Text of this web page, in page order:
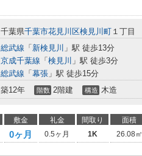
千葉県千葉市花見川区検見川町 １丁目
総武線 「 新検見川 」駅 徒歩13分
京成千葉線 「 検見川 」駅 徒歩3分
総武線 「 幕張 」駅 徒歩15分
築12年 階数 2階建 構造 木造
敷金 礼金 間取り 面積
0ヶ月 0.5ヶ月 1K 26.08㎡